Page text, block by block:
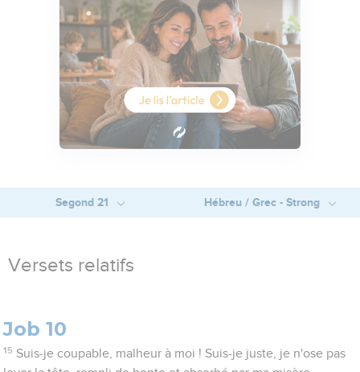
Segond 21 Hébreu / Grec - Strong
Versets relatifs
Job 10
15 Suis-je coupable, malheur à moi ! Suis-je juste, je n'ose pas